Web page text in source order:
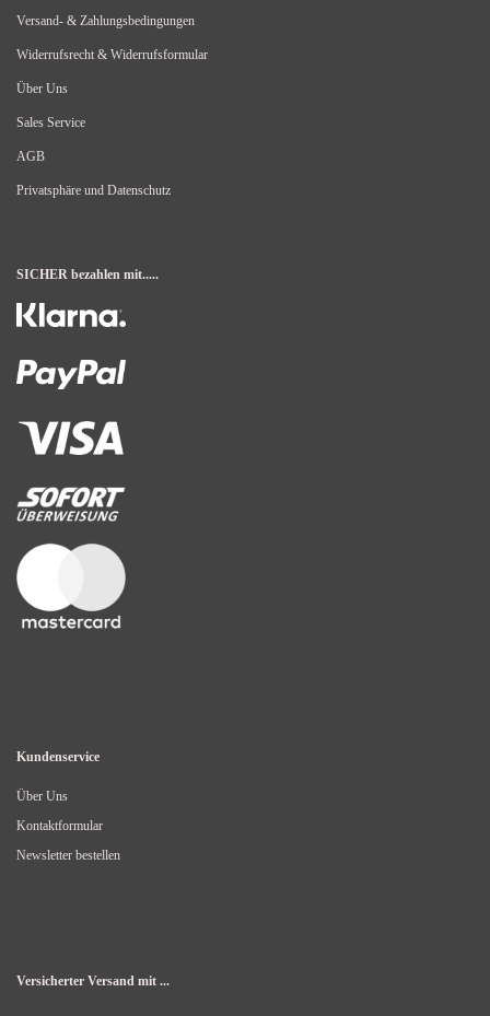
Versand- & Zahlungsbedingungen
Widerrufsrecht & Widerrufsformular
Über Uns
Sales Service
AGB
Privatsphäre und Datenschutz
SICHER bezahlen mit.....
Kundenservice
Über Uns
Kontaktformular
Newsletter bestellen
Versicherter Versand mit ...